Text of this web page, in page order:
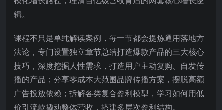
辑。
课程不只是单纯解读案例，每一节都会提炼通用落地方
法论，专门设置独立章节总结打造爆款产品的三大核心
技巧，深度挖掘人性需求，打造用户主动复购、自发传
播的产品；分享零成本大范围品牌传播方案，摆脱高额
广告投放依赖；拆解各类复合盈利模型，学习如何用低
价引流款撬动整体营收，搭建多层次盈利结构。